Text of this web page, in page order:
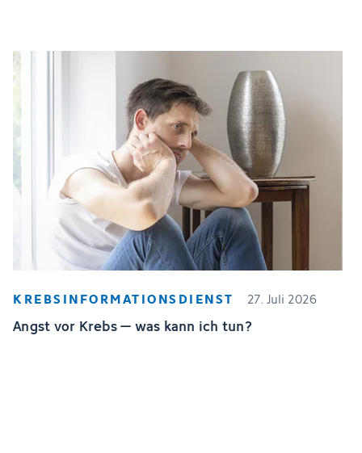
KREBSINFORMATIONSDIENST 27. Juli 2026
Angst vor Krebs – was kann ich tun?